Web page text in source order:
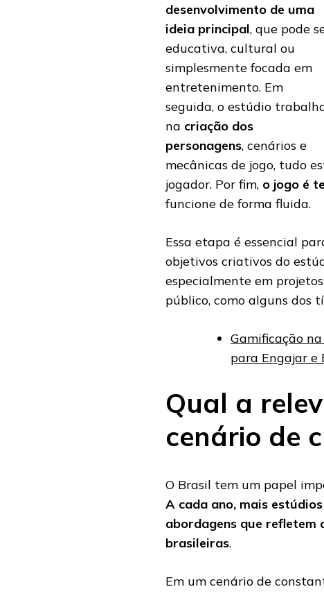
desenvolvimento de uma
ideia principal, que pode
educativa, cultural ou
simplesmente focada em
entretenimento. Em
seguida, o estúdio
na criação dos
personagens, cenários e
mecânicas de jogo, tudo
jogador. Por fim, o jogo é
funcione de forma fluida.
Essa etapa é essencial
objetivos criativos do
especialmente em
público, como alguns dos
Gamificação
para Engajar e
Qual a
cenário de
O Brasil tem um papel
A cada ano, mais
abordagens que refletem
brasileiras.
Em um cenário de